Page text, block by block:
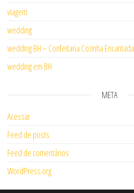
viagem
wedding
wedding BH – Confeitaria Cozinha Encantada
wedding em BH
META
Acessar
Feed de posts
Feed de comentários
WordPress.org